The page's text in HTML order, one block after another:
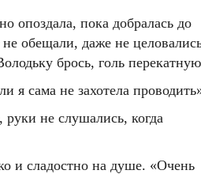
опоздала, пока добралась до
обещали, даже не
брось, голь
я сама не захотела
не слушались, когда
и сладостно на душе. «Очень